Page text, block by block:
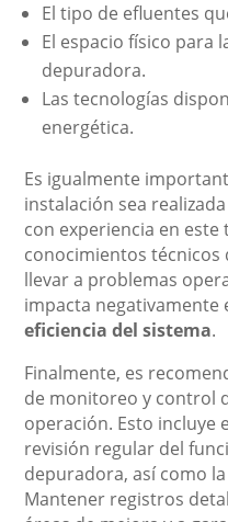
El tipo de efluentes
El espacio físico para
depuradora.
Las tecnologías
energética.
Es igualmente
instalación sea
con experiencia en este
conocimientos
llevar a problemas
impacta negativamente
eficiencia del sistema.
Finalmente, es
de monitoreo y control
operación. Esto incluye
revisión regular del
depuradora, así como
Mantener registros